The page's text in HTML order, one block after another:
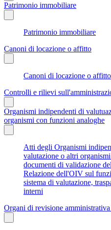
Patrimonio immobiliare
Patrimonio immobiliare
Canoni di locazione o affitto
Canoni di locazione o affitto
Controlli e rilievi
Organismi indipendenti di
organismi con funzioni analoghe
Atti degli Organismi
valutazione o altri
documenti di validazione
Relazione dell'OIV sul
sistema di valutazione,
interni
Organi di revisione